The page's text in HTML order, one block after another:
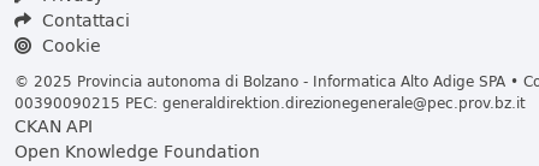
Contattaci
Cookie
© 2025 Provincia autonoma di Bolzano - Informatica Alto Adige SPA •
00390090215 PEC: generaldirektion.direzionegenerale@pec.prov.bz.it
CKAN API
Open Knowledge Foundation